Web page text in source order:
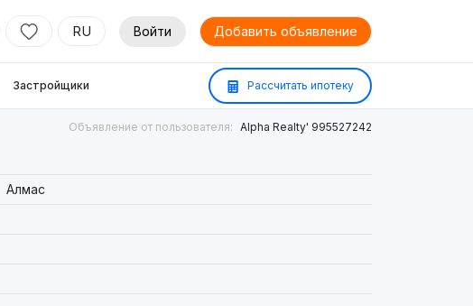
RU Войти Добавить объявление
Застройщики Рассчитать ипотеку
Объявление от пользователя: Alpha Realty' 995527242
Алмас